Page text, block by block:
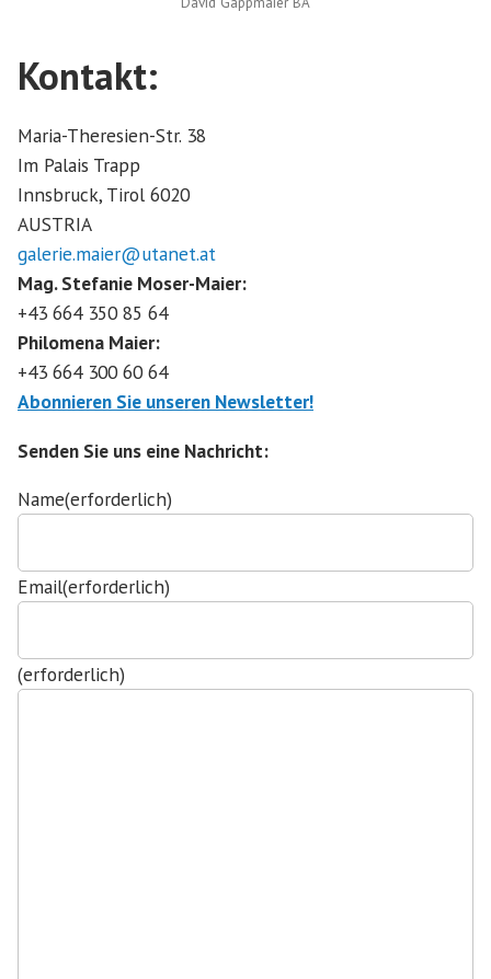
Kontakt:
Maria-Theresien-Str. 38
Im Palais Trapp
Innsbruck, Tirol 6020
AUSTRIA
galerie.maier@utanet.at
Mag. Stefanie Moser-Maier:
+43 664 350 85 64
Philomena Maier:
+43 664 300 60 64
Abonnieren Sie unseren Newsletter!
Senden Sie uns eine Nachricht:
Name(erforderlich)
Email(erforderlich)
(erforderlich)